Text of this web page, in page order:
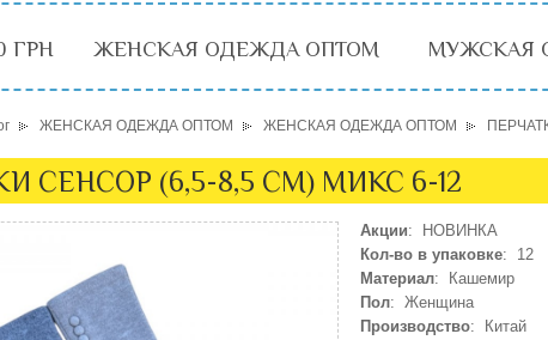
ГРН ЖЕНСКАЯ ОДЕЖДА ОПТОМ МУЖСКАЯ
ЖЕНСКАЯ ОДЕЖДА ОПТОМ ЖЕНСКАЯ ОДЕЖДА ОПТОМ
СЕНСОР (6,5-8,5 СМ) МИКС 6-12
Акции: НОВИНКА
Кол-во в упаковке: 12
Материал: Кашемир
Пол: Женщина
Производство: Китай